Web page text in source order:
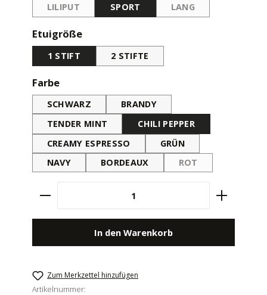
LILIPUT
(DIESE OPTION IST ZURZEIT NICHT VERFÜGBAR.)
SPORT LANG
(DIESE OPTION IST
Etuigrößeauswählen
1 STIFT 2 STIFTE
Farbeauswählen
SCHWARZ
BRANDY
TENDER MINT
CHILI PEPPER
CREAMY ESPRESSO
GRÜN
NAVY
BORDEAUX ROT
(DIESE OPTION IST
Produkt Anzahl: Gib den gewünschten
In den Warenkorb
Zum Merkzettel hinzufügen
Artikelnummer: